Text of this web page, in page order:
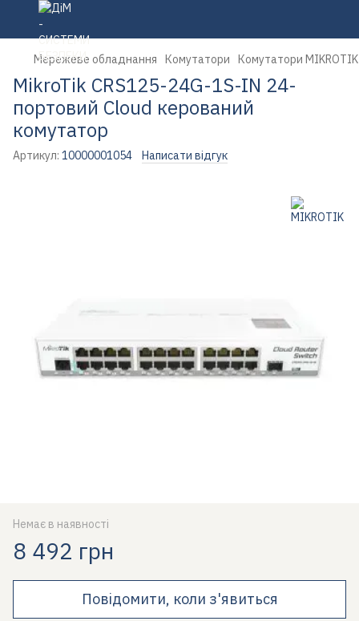
Мережеве обладнання Комутатори Комутатори MIKROTIK
MikroTik CRS125-24G-1S-IN 24-
портовий Cloud керований
комутатор
Артикул: 10000001054 Написати відгук
Немає в наявності
8 492 грн
Повідомити, коли з'явиться